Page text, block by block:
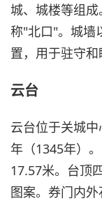
城、城楼等组
称"北口"。城墙
置，用于驻守和
云台
云台位于关城
年（1345年）
17.57米。台顶
图案。券门内